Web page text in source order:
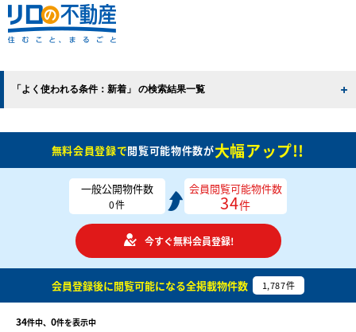
「よく使われる条件：新着」 の検索結果一覧
無料会員登録で閲覧可能物件数が大幅アップ!!
一般公開物件数
0件
会員閲覧可能物件数
34件
今すぐ無料会員登録!
会員登録後に閲覧可能になる全掲載物件数 1,787件
34件中、 0件を表示中